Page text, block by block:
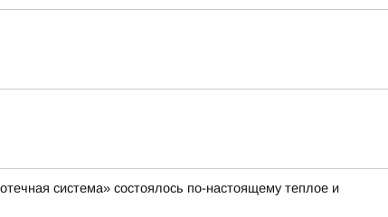
система» состоялось по-настоящему теплое и